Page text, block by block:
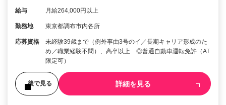
給与 月給264,000円以上
勤務地 東京都調布市内各所
応募資格
未経験39歳まで（例外事由3号のイ／長期キャリア形成のた
め／職業経験不問）、高卒以上 ◎普通自動車運転免許（AT
限定可）
後で見る 詳細を見る